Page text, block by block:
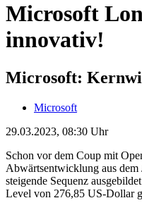
Microsoft
innovativ!
Microsoft:
Microsoft
29.03.2023, 08:30 Uhr
Schon vor dem Coup mit
Abwärtsentwicklung aus dem
steigende Sequenz
Level von 276,85 US-Dollar